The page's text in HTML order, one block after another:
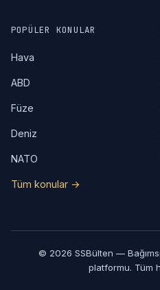
POPÜLER KONULAR
Hava
ABD
Füze
Deniz
NATO
Tüm konular →
© 2026 SSBülten —
platformu. Tüm